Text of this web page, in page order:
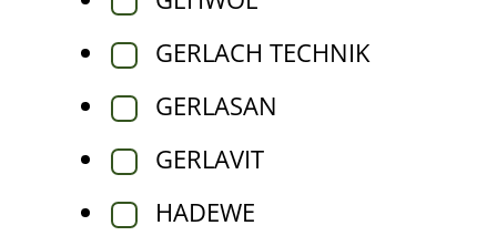
GERLACH TECHNIK
GERLASAN
GERLAVIT
HADEWE